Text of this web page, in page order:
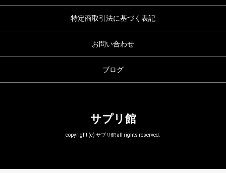
特定商取引法に基づく表記
お問い合わせ
ブログ
サプリ館
copyright (c) サプリ館 all rights reserved.